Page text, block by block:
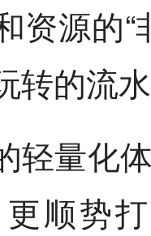
资源的
转的流
轻量化
顺势